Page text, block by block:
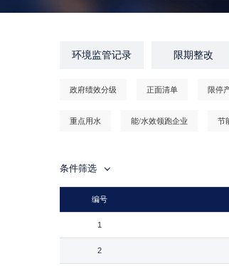
环境监管记录 限期整改
政府绩效分级 正面清单 限停
重点用水 能/水效领跑企业 节
条件筛选
编号
1
2